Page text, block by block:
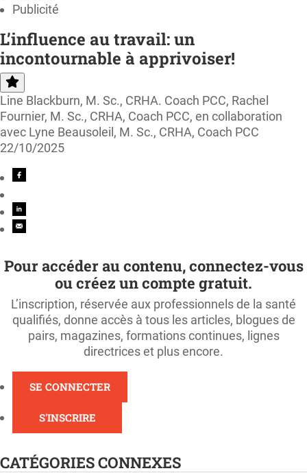
Publicité
L’influence au travail: un
incontournable à apprivoiser!
Line Blackburn, M. Sc., CRHA. Coach PCC, Rachel
Fournier, M. Sc., CRHA, Coach PCC, en collaboration
avec Lyne Beausoleil, M. Sc., CRHA, Coach PCC
22/10/2025
Pour accéder au contenu, connectez-vous
ou créez un compte gratuit.
L’inscription, réservée aux professionnels de la santé
qualifiés, donne accès à tous les articles, blogues de
pairs, magazines, formations continues, lignes
directrices et plus encore.
SE CONNECTER
S'INSCRIRE
CATÉGORIES CONNEXES